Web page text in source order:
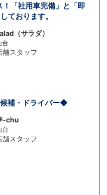
「社用車完備」と「即
ております。
（サラダ）
台
舗スタッフ
補・ドライバー◆
-chu
台
舗スタッフ